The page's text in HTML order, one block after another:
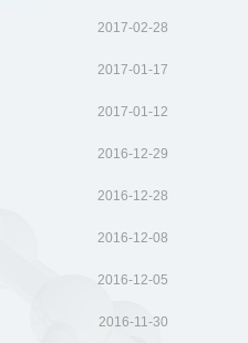
2017-02-28
2017-01-17
2017-01-12
2016-12-29
2016-12-28
2016-12-08
2016-12-05
2016-11-30